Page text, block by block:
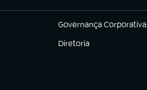
Governança Corporativa
(abre em nova aba)
Diretoria
(abre em nova aba)